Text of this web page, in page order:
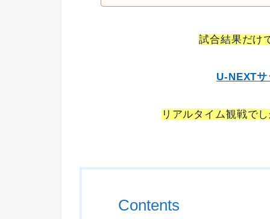
試合結果だけ
U-NEXT
リアルタイム観戦で
Contents